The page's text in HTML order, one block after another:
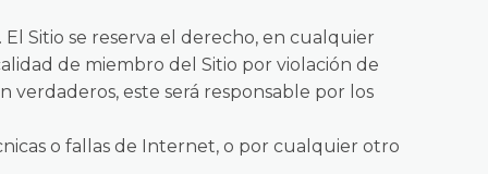
Sitio se reserva el derecho, en cualquier
de miembro del Sitio por violación de
verdaderos, este será responsable por los
o fallas de Internet, o por cualquier otro